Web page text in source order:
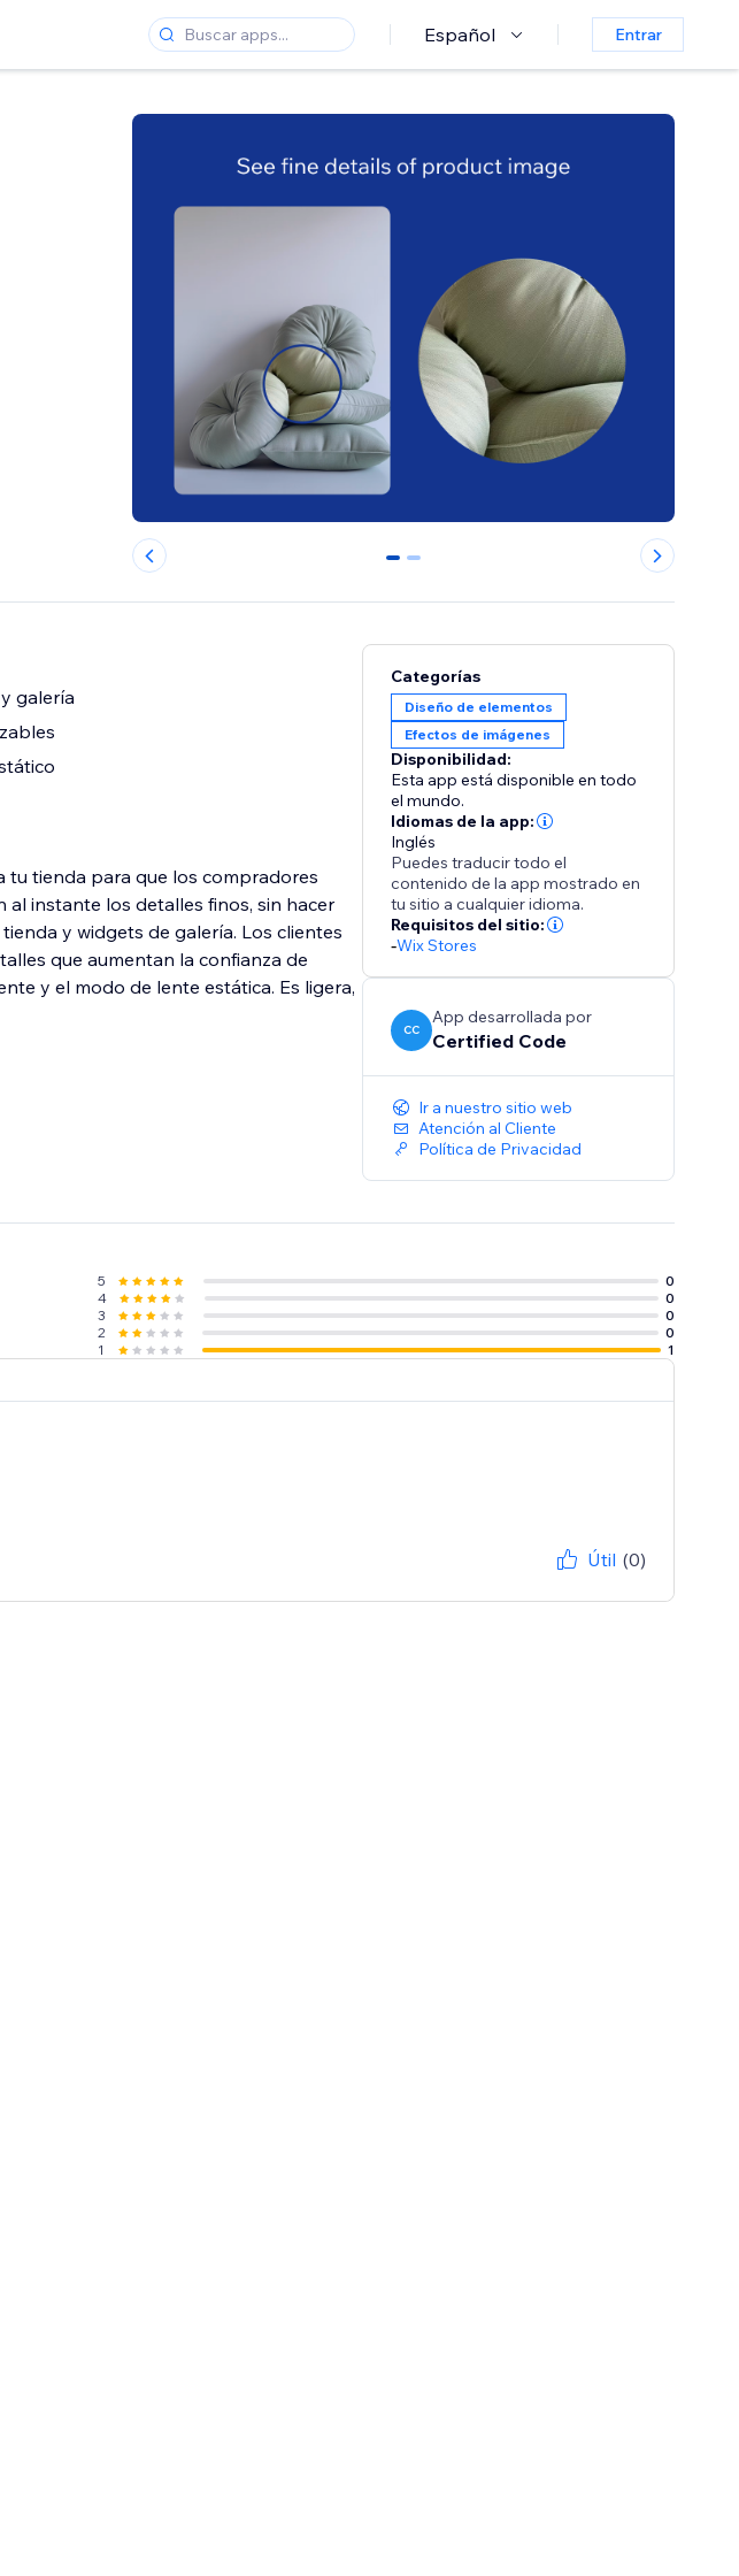
Español Entrar
0 1
galería
tu tienda para que los compradores
instante los detalles finos, sin hacer
y widgets de galería. Los clientes
que aumentan la confianza de
y el modo de lente estática. Es ligera,
Categorías
Diseño de elementos
Efectos de imágenes
Disponibilidad:
Esta app está disponible en todo
el mundo.
Idiomas de la app:
Inglés
Puedes traducir todo el
contenido de la app mostrado en
tu sitio a cualquier idioma.
Requisitos del sitio:
-Wix Stores
CC
App desarrollada por
Certified Code
Ir a nuestro sitio web
Atención al Cliente
Política de Privacidad
5
0
4
0
3
0
2
0
1
1
Útil (0)